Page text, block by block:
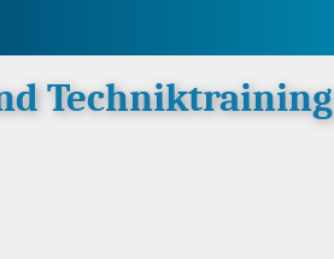
Techniktraining